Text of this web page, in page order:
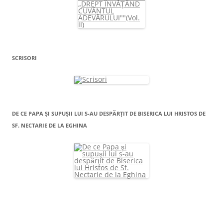
SCRISORI
DE CE PAPA ŞI SUPUŞII LUI S-AU DESPĂRŢIT DE BISERICA LUI HRISTOS DE
SF. NECTARIE DE LA EGHINA